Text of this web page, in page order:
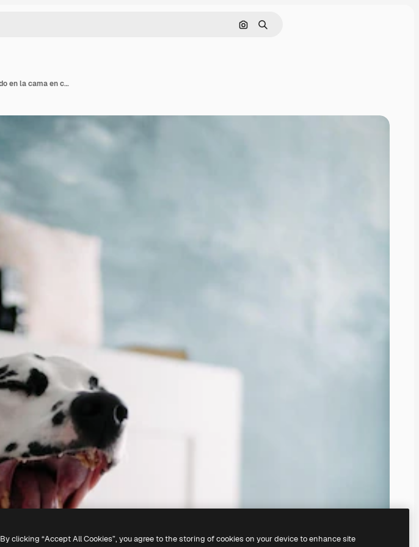
Buscar por imagen
Buscar
Primer plano de un perro bostezando mientras está acostado en la cama en casa
By clicking “Accept All Cookies”, you agree to the storing of cookies on your device to enhance site